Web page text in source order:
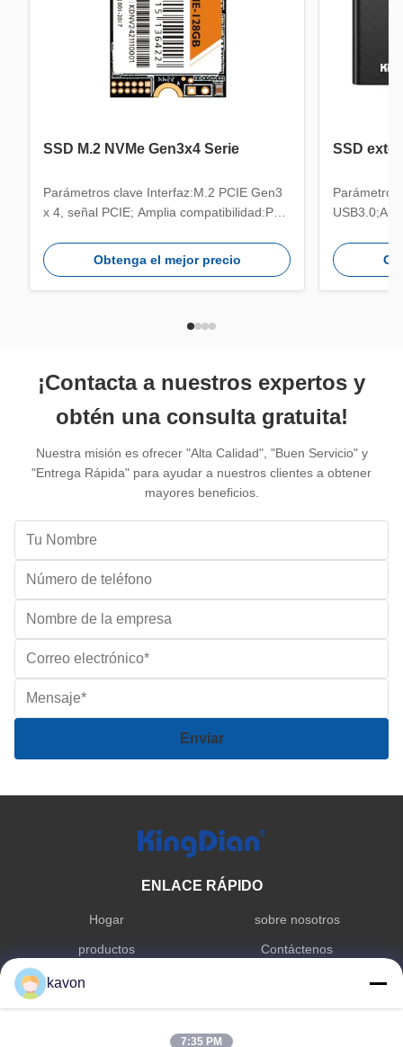
SSD M.2 NVMe Gen3x4 Serie
Parámetros clave Interfaz:M.2 PCIE Gen3
x 4, señal PCIE; Amplia compatibilidad:PC
computadora de diseño, computadora
portátil, etc. Sistemas compatibles:Mac,
Windows, Linux, Unix, etc.; Transferencia
Obtenga el mejor precio
SSD
70
a 75
258GB,
¡Contacta a nuestros expertos y
obtén una consulta gratuita!
Nuestra misión es ofrecer "Alta Calidad", "Buen Servicio" y
"Entrega Rápida" para ayudar a nuestros clientes a obtener
mayores beneficios.
ENLACE RÁPIDO
Hogar sobre nosotros
productos Contáctenos
kavon
7:35 PM